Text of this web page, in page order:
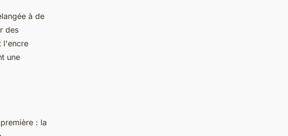
à de
des
l'encre
une
: la